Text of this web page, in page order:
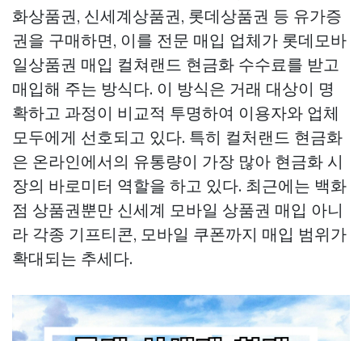
화상품권, 신세계상품권, 롯데상품권 등 유가증
권을 구매하면, 이를 전문 매입 업체가 롯데모바
일상품권 매입 컬쳐랜드 현금화 수수료를 받고
매입해 주는 방식다. 이 방식은 거래 대상이 명
확하고 과정이 비교적 투명하여 이용자와 업체
모두에게 선호되고 있다. 특히 컬처랜드 현금화
은 온라인에서의 유통량이 가장 많아 현금화 시
장의 바로미터 역할을 하고 있다. 최근에는 백화
점 상품권뿐만 신세계 모바일 상품권 매입 아니
라 각종 기프티콘, 모바일 쿠폰까지 매입 범위가
확대되는 추세다.